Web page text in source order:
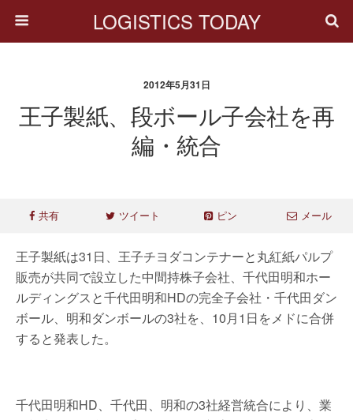
LOGISTICS TODAY
2012年5月31日
王子製紙、段ボール子会社を再
編・統合
共有 ツイート ピン メール
王子製紙は31日、王子チヨダコンテナーと丸紅紙パルプ
販売が共同で設立した中間持株子会社、千代田明和ホー
ルディングスと千代田明和HDの完全子会社・千代田ダン
ボール、明和ダンボールの3社を、10月1日をメドに合併
すると発表した。
千代田明和HD、千代田、明和の3社経営統合により、業